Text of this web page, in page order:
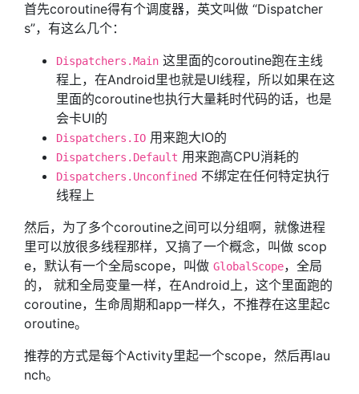
首先coroutine得有个调度器，英文叫做 “Dispatcher
s”，有这么几个：
Dispatchers.Main 这里面的coroutine跑在主线
程上，在Android里也就是UI线程，所以如果在这
里面的coroutine也执行大量耗时代码的话，也是
会卡UI的
Dispatchers.IO 用来跑大IO的
Dispatchers.Default 用来跑高CPU消耗的
Dispatchers.Unconfined 不绑定在任何特定执行
线程上
然后，为了多个coroutine之间可以分组啊，就像进程
里可以放很多线程那样，又搞了一个概念，叫做 scop
e，默认有一个全局scope，叫做 GlobalScope，全局
的， 就和全局变量一样，在Android上，这个里面跑的
coroutine，生命周期和app一样久，不推荐在这里起c
oroutine。
推荐的方式是每个Activity里起一个scope，然后再lau
nch。